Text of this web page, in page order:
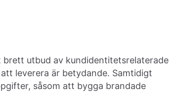
utbud av kundidentitetsrelaterade
leverera är betydande. Samtidigt
såsom att bygga brandade